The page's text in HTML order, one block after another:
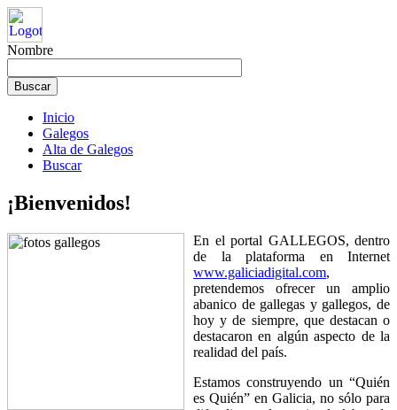
Nombre
Inicio
Galegos
Alta de Galegos
Buscar
¡Bienvenidos!
En el portal GALLEGOS, dentro
de la plataforma en Internet
www.galiciadigital.com,
pretendemos ofrecer un amplio
abanico de gallegas y gallegos, de
hoy y de siempre, que destacan o
destacaron en algún aspecto de la
realidad del país.
Estamos construyendo un “Quién
es Quién” en Galicia, no sólo para